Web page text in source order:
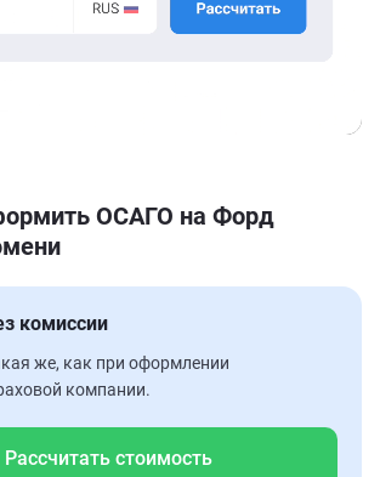
ОСАГО на Форд
комиссии
же, как при оформлении
компании.
Рассчитать стоимость